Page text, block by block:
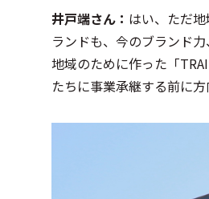
井戸端さん： はい、ただ
ランドも、今のブランド
地域のために作った「
たちに事業承継する前に方